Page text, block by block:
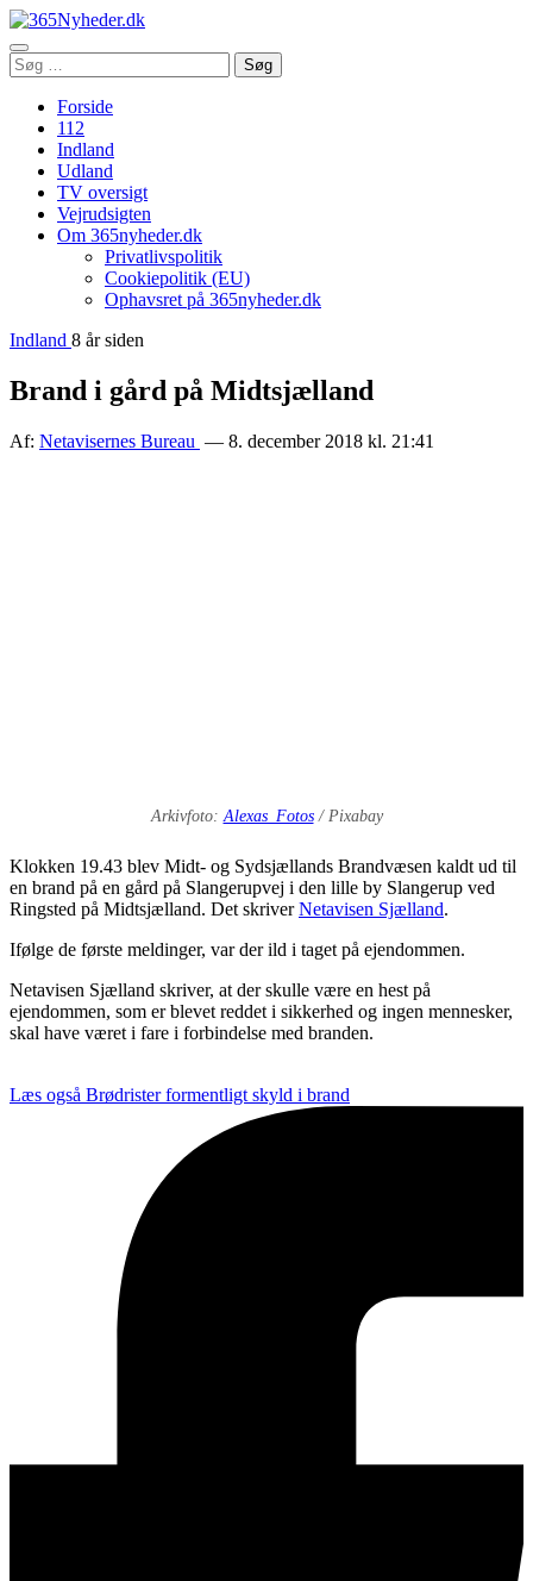
Åbn
menu
Søg
efter:
Søg
Forside
112
Indland
Udland
TV oversigt
Vejrudsigten
Om 365nyheder.dk
Privatlivspolitik
Cookiepolitik (EU)
Ophavsret på 365nyheder.dk
Indland 8 år siden
Brand i gård på Midtsjælland
Af: Netavisernes Bureau — 8. december 2018 kl. 21:41
Arkivfoto: Alexas_Fotos/ Pixabay
Klokken 19.43 blev Midt- og Sydsjællands Brandvæsen kaldt ud til
en brand på en gård på Slangerupvej i den lille by Slangerup ved
Ringsted på Midtsjælland. Det skriverNetavisen Sjælland.
Ifølge de første meldinger, var der ild i taget på ejendommen.
Netavisen Sjælland skriver, at der skulle være en hest på
ejendommen, som er blevet reddet i sikkerhed og ingen mennesker,
skal have været i fare i forbindelse med branden.
Læs også Brødrister formentligt skyld i brand